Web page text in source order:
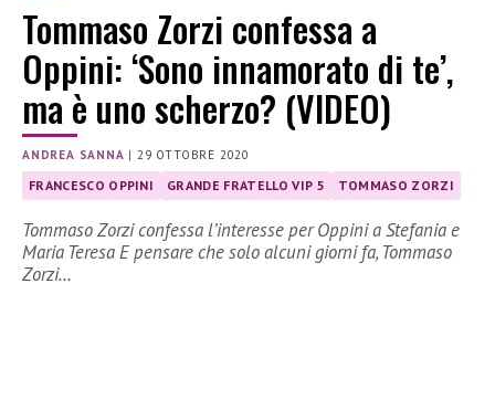
Tommaso Zorzi confessa a
Oppini: ‘Sono innamorato di te’,
ma è uno scherzo? (VIDEO)
ANDREA SANNA |29 OTTOBRE 2020
FRANCESCO OPPINI GRANDE FRATELLO VIP 5 TOMMASO ZORZI
Tommaso Zorzi confessa l’interesse per Oppini a Stefania e
Maria Teresa E pensare che solo alcuni giorni fa, Tommaso
Zorzi…